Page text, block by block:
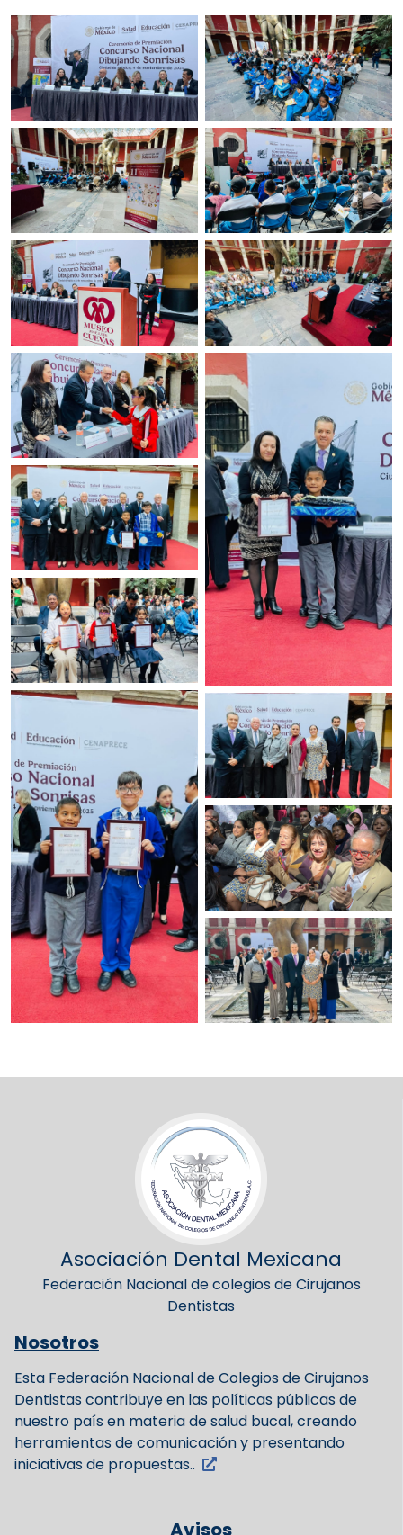
Asociación Dental Mexicana
Federación Nacional de colegios de Cirujanos
Dentistas
Nosotros
Esta Federación Nacional de Colegios de Cirujanos
Dentistas contribuye en las políticas públicas de
nuestro país en materia de salud bucal, creando
herramientas de comunicación y presentando
iniciativas de propuestas..
Avisos